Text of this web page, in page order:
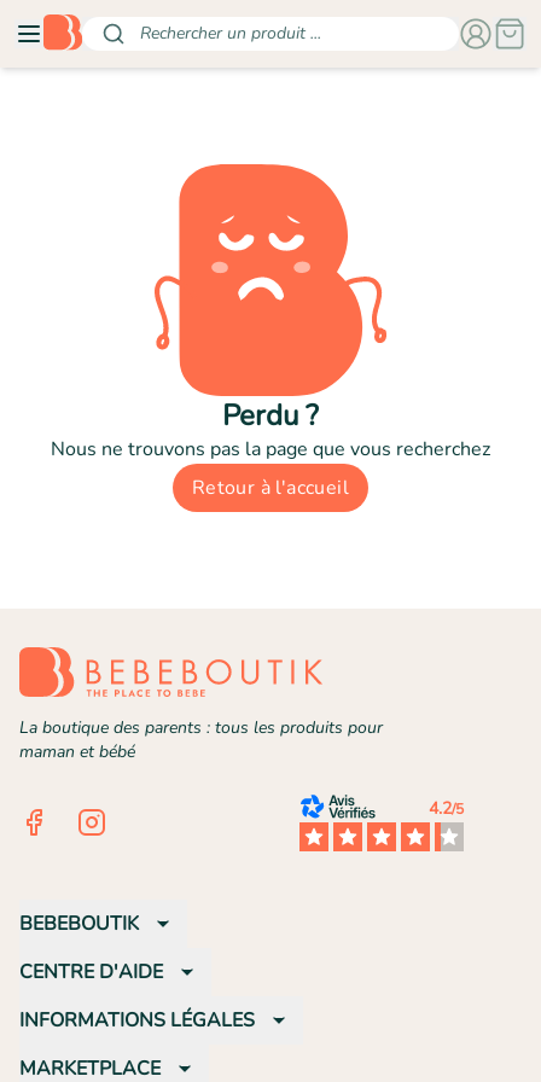
Rechercher un produit ...
Perdu ?
Nous ne trouvons pas la page que vous recherchez
Retour à l'accueil
La boutique des parents : tous les produits pour
maman et bébé
FacebookInstagram 4.2/5
BEBEBOUTIK
CENTRE D'AIDE
INFORMATIONS LÉGALES
MARKETPLACE